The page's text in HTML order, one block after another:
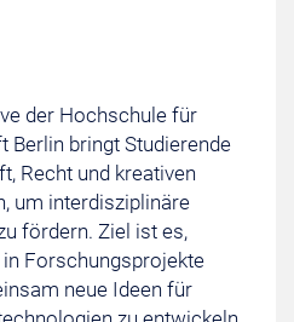
der Hochschule für
Berlin bringt Studierende
Recht und kreativen
um interdisziplinäre
fördern. Ziel ist es,
Forschungsprojekte
neue Ideen für